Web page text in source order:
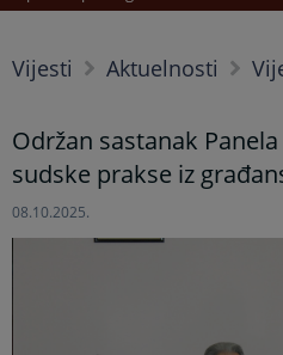
Vijesti Aktuelnosti
Održan sastanak
sudske prakse iz
08.10.2025.